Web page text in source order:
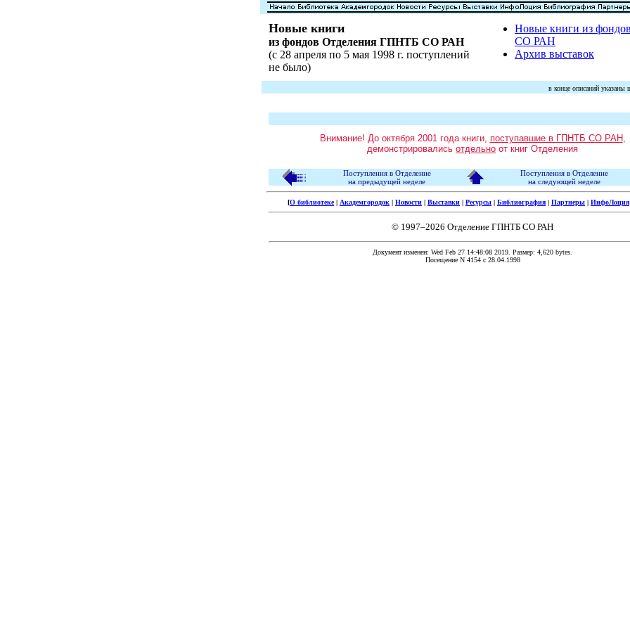
Новые книги
из фондов Отделения ГПНТБ СО РАН
(с 28 апреля по 5 мая 1998 г. поступлений
не было)
Новые книги из
СО РАН
Архив выставок
в конце описаний
Внимание! До октября 2001 года книги, поступавшие в ГПНТБ СО РАН,
демонстрировались отдельно от книг Отделения
Поступления в Отделение
на предыдущей неделе
Поступления в Отделение
на следующей неделе
[О библиотеке| Академгородок | Новости | Выставки | Ресурсы | Библиография | Партнеры | ИнфоЛоция
© 1997–2026 Отделение ГПНТБ СО РАН
Документ изменен: Wed Feb 27 14:48:08 2019. Размер: 4,620 bytes.
Посещение N 4154 c 28.04.1998